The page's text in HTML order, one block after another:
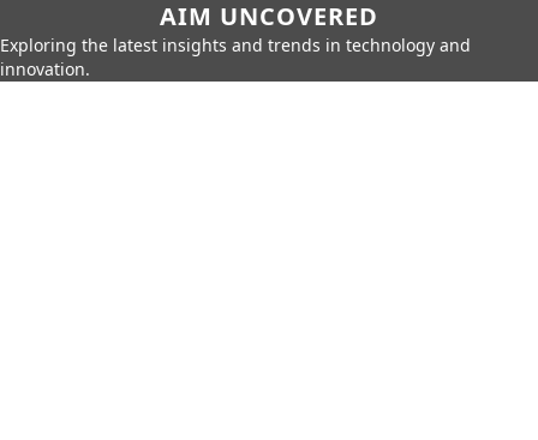
AIM UNCOVERED
Exploring the latest insights and trends in technology and
innovation.